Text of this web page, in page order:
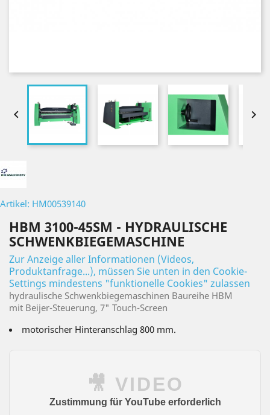
 
Artikel: HM00539140
HBM 3100-45SM - HYDRAULISCHE
SCHWENKBIEGEMASCHINE
Zur Anzeige aller Informationen (Videos,
Produktanfrage...), müssen Sie unten in den Cookie-
Settings mindestens "funktionelle Cookies" zulassen
hydraulische Schwenkbiegemaschinen Baureihe HBM
mit Beijer-Steuerung, 7" Touch-Screen
motorischer Hinteranschlag 800 mm.
🎥 VIDEO
Zustimmung für YouTube erforderlich